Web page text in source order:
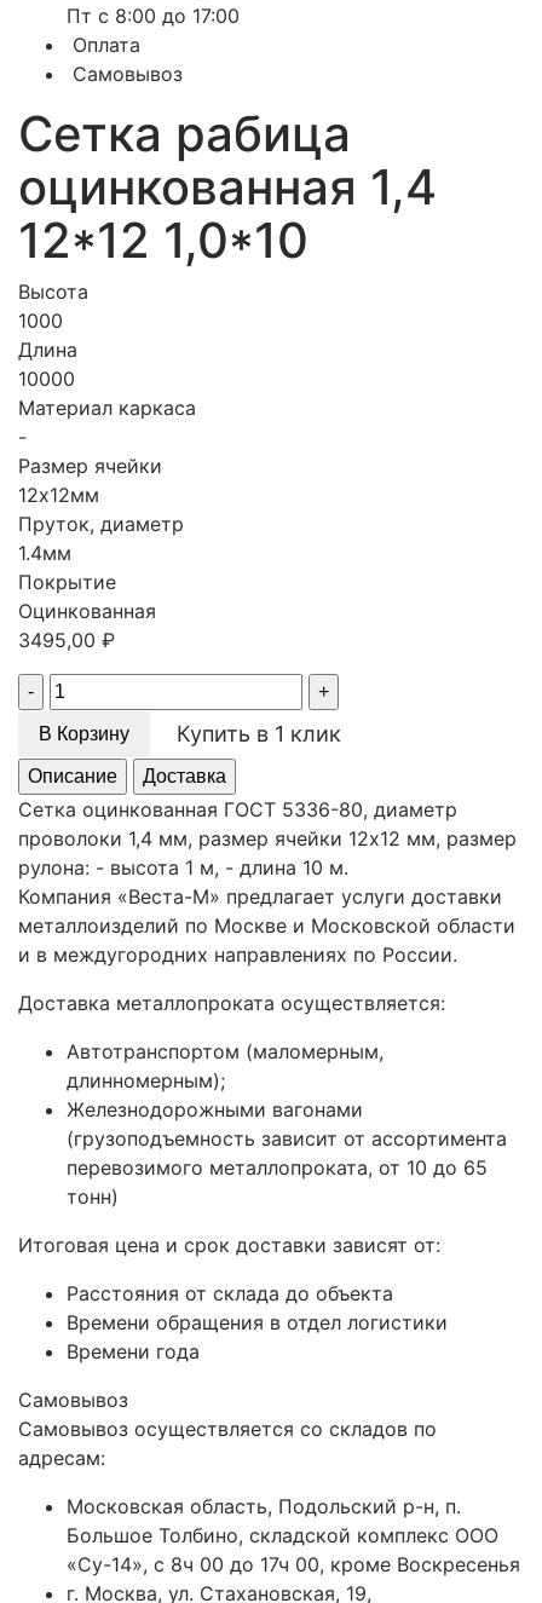
Пт с 8:00 до 17:00
Оплата
Самовывоз
Сетка рабица
оцинкованная 1,4
12*12 1,0*10
Высота
1000
Длина
10000
Материал каркаса
-
Размер ячейки
12х12мм
Пруток, диаметр
1.4мм
Покрытие
Оцинкованная
3495,00 ₽
Quantity
В Корзину Купить в 1 клик
Описание Доставка
Сетка оцинкованная ГОСТ 5336-80, диаметр
проволоки 1,4 мм, размер ячейки 12х12 мм, размер
рулона: - высота 1 м, - длина 10 м.
Компания «Веста-М» предлагает услуги доставки
металлоизделий по Москве и Московской области
и в междугородних направлениях по России.
Доставка металлопроката осуществляется:
Автотранспортом (маломерным,
длинномерным);
Железнодорожными вагонами
(грузоподъемность зависит от ассортимента
перевозимого металлопроката, от 10 до 65
тонн)
Итоговая цена и срок доставки зависят от:
Расстояния от склада до объекта
Времени обращения в отдел логистики
Времени года
Самовывоз
Самовывоз осуществляется со складов по
адресам:
Московская область, Подольский р-н, п.
Большое Толбино, складской комплекс ООО
«Су-14», с 8ч 00 до 17ч 00, кроме Воскресенья
г. Москва, ул. Стахановская, 19,